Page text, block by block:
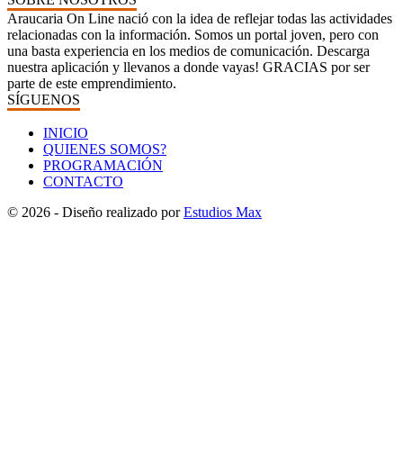
Araucaria On Line nació con la idea de reflejar todas las actividades
relacionadas con la información. Somos un portal joven, pero con
una basta experiencia en los medios de comunicación. Descarga
nuestra aplicación y llevanos a donde vayas! GRACIAS por ser
parte de este emprendimiento.
SÍGUENOS
INICIO
QUIENES SOMOS?
PROGRAMACIÓN
CONTACTO
© 2026 - Diseño realizado porEstudios Max